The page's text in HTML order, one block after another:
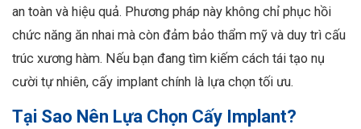
an toàn và hiệu quả. Phương pháp này không chỉ phục hồi
chức năng ăn nhai mà còn đảm bảo thẩm mỹ và duy trì cấu
trúc xương hàm. Nếu bạn đang tìm kiếm cách tái tạo nụ
cười tự nhiên, cấy implant chính là lựa chọn tối ưu.
Tại Sao Nên Lựa Chọn Cấy Implant?